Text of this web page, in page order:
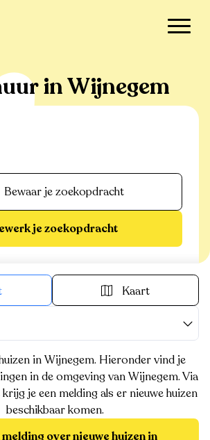
in Wijnegem
Bewaar je zoekopdracht
je zoekopdracht
Kaart
in Wijnegem. Hieronder vind je
in de omgeving van Wijnegem. Via
je een melding als er nieuwe huizen
beschikbaar komen.
over nieuwe huizen in